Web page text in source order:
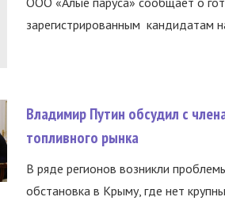
зарегистрированным кандидатам
Владимир Путин обсудил с
топливного рынка
В ряде регионов возникли
обстановка в Крыму, где нет